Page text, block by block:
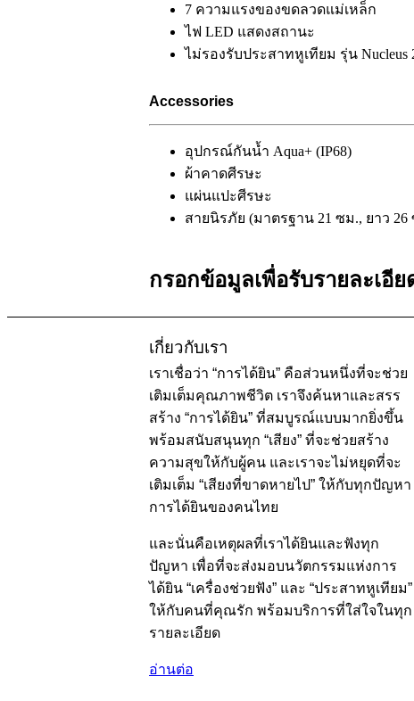
7 ความแรงของขดลวดแม่เหล็ก
ไฟ LED แสดงสถานะ
ไม่รองรับประสาทหูเทียม รุ่น Nucleus
Accessories
อุปกรณ์กันน้ำ Aqua+ (IP68)
ผ้าคาดศีรษะ
แผ่นแปะศีรษะ
สายนิรภัย (มาตรฐาน 21 ซม., ยาว
กรอกข้อมูลเพื่อรับรายละเ
เกี่ยวกับเรา
เราเชื่อว่า “การได้ยิน” คือส่วนหนึ่งที่จะช่วย
เติมเต็มคุณภาพชีวิต เราจึงค้นหาและสรร
สร้าง “การได้ยิน” ที่สมบูรณ์แบบมากยิ่งขึ้น
พร้อมสนับสนุนทุก “เสียง” ที่จะช่วยสร้าง
ความสุขให้กับผู้คน และเราจะไม่หยุดที่จะ
เติมเต็ม “เสียงที่ขาดหายไป” ให้กับทุกปัญหา
การได้ยินของคนไทย
และนั่นคือเหตุผลที่เราได้ยินและฟังทุก
ปัญหา เพื่อที่จะส่งมอบนวัตกรรมแห่งการ
ได้ยิน “เครื่องช่วยฟัง” และ “ประสาทหูเทียม”
ให้กับคนที่คุณรัก พร้อมบริการที่ใส่ใจในทุก
รายละเอียด
อ่านต่อ